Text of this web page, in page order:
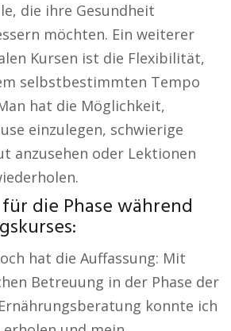
die ihre Gesundheit
möchten. Ein weiterer
Kursen ist die Flexibilität,
selbstbestimmten Tempo
hat die Möglichkeit,
einzulegen, schwierige
anzusehen oder Lektionen
die Phase während
hat die Auffassung: Mit
Betreuung in der Phase der
konnte ich